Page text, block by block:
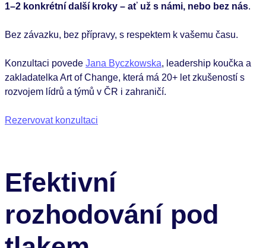
1–2 konkrétní další kroky – ať už s námi, nebo bez nás.
Bez závazku, bez přípravy, s respektem k vašemu času.
Konzultaci povede Jana Byczkowska, leadership koučka a
zakladatelka Art of Change, která má 20+ let zkušeností s
rozvojem lídrů a týmů v ČR i zahraničí.
Rezervovat konzultaci
Efektivní
rozhodování pod